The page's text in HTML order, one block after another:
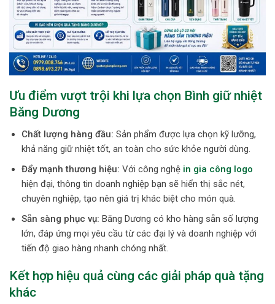
Ưu điểm vượt trội khi lựa chọn Bình giữ nhiệt
Băng Dương
Chất lượng hàng đầu: Sản phẩm được lựa chọn kỹ lưỡng,
khả năng giữ nhiệt tốt, an toàn cho sức khỏe người dùng.
Đẩy mạnh thương hiệu: Với công nghệ in gia công logo
hiện đại, thông tin doanh nghiệp bạn sẽ hiển thị sắc nét,
chuyên nghiệp, tạo nên giá trị khác biệt cho món quà.
Sẵn sàng phục vụ: Băng Dương có kho hàng sẵn số lượng
lớn, đáp ứng mọi yêu cầu từ các đại lý và doanh nghiệp với
tiến độ giao hàng nhanh chóng nhất.
Kết hợp hiệu quả cùng các giải pháp quà tặng
khác